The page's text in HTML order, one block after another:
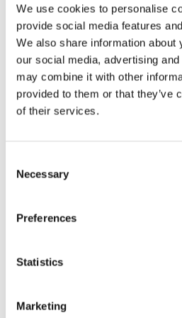
We use cookies to personalise
provide social media features
We also share information about
our social media, advertising
may combine it with other
provided to them or that they’ve
of their services.
Selection
Necessary
Preferences
Statistics
Marketing
ESL Shipping
egen
Finnlines ökar
högt